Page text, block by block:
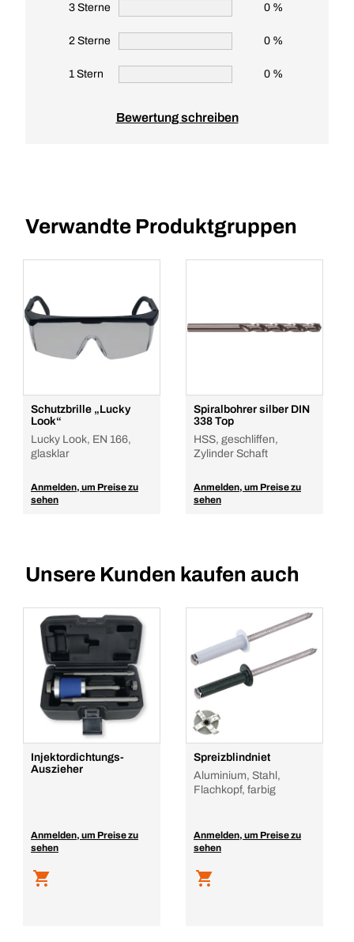
3 Sterne 0 %
2 Sterne 0 %
1 Stern 0 %
Bewertung schreiben
Verwandte Produktgruppen
Schutzbrille „Lucky
Look“
Lucky Look, EN 166,
glasklar
Anmelden, um Preise zu
sehen
Spiralbohrer silber DIN
338 Top
HSS, geschliffen,
Zylinder Schaft
Anmelden, um Preise zu
sehen
Unsere Kunden kaufen auch
Injektordichtungs-
Auszieher
Anmelden, um Preise zu
sehen
Spreizblindniet
Aluminium, Stahl,
Flachkopf, farbig
Anmelden, um Preise zu
sehen